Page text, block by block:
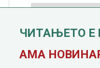
јануари, 1991 година
ЧИТАЊЕТО Е
АМА